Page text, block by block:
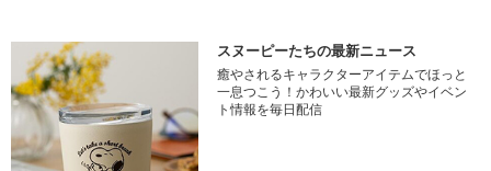
スヌーピーたちの最新ニュース
癒やされるキャラクターアイテムでほっと
一息つこう！かわいい最新グッズやイベン
ト情報を毎日配信